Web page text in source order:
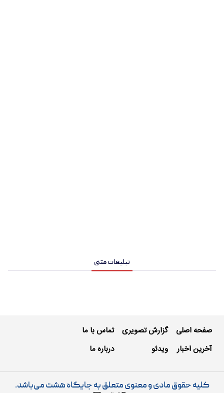
تبلیغات متنی
صفحه اصلی
آخرین اخبار
گزارش تصویری
ویدئو
تماس با ما
درباره ما
کلیه حقوق مادی و معنوی متعلق به جایگاه هشت می‌باشد.